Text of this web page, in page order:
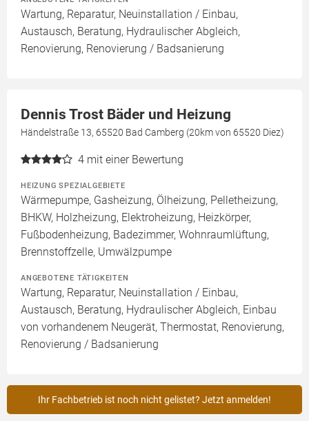
Wartung, Reparatur, Neuinstallation / Einbau,
Austausch, Beratung, Hydraulischer Abgleich,
Renovierung, Renovierung / Badsanierung
Dennis Trost Bäder und Heizung
Händelstraße 13, 65520 Bad Camberg (20km von 65520 Diez)
4 mit einer Bewertung
HEIZUNG SPEZIALGEBIETE
Wärmepumpe, Gasheizung, Ölheizung, Pelletheizung,
BHKW, Holzheizung, Elektroheizung, Heizkörper,
Fußbodenheizung, Badezimmer, Wohnraumlüftung,
Brennstoffzelle, Umwälzpumpe
ANGEBOTENE TÄTIGKEITEN
Wartung, Reparatur, Neuinstallation / Einbau,
Austausch, Beratung, Hydraulischer Abgleich, Einbau
von vorhandenem Neugerät, Thermostat, Renovierung,
Renovierung / Badsanierung
Ihr Fachbetrieb ist noch nicht gelistet? Jetzt anmelden!